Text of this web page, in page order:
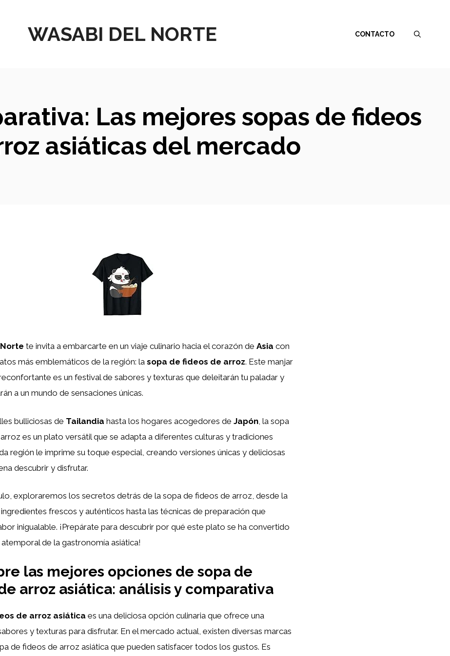
WASABI DEL NORTE CONTACTO
Las mejores sopas de fideos
asiáticas del mercado
te invita a embarcarte en un viaje culinario hacia el corazón de Asia con
más emblemáticos de la región: la sopa de fideos de arroz. Este manjar
es un festival de sabores y texturas que deleitarán tu paladar y
a un mundo de sensaciones únicas.
bulliciosas de Tailandia hasta los hogares acogedores de Japón , la sopa
es un plato versátil que se adapta a diferentes culturas y tradiciones
región le imprime su toque especial, creando versiones únicas y deliciosas
descubrir y disfrutar.
exploraremos los secretos detrás de la sopa de fideos de arroz, desde la
frescos y auténticos hasta las técnicas de preparación que
inigualable. ¡Prepárate para descubrir por qué este plato se ha convertido
de la gastronomía asiática!
las mejores opciones de sopa de
arroz asiática: análisis y comparativa
de arroz asiática es una deliciosa opción culinaria que ofrece una
y texturas para disfrutar. En el mercado actual, existen diversas marcas
de fideos de arroz asiática que pueden satisfacer todos los gustos. Es